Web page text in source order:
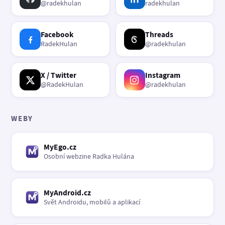
@radekhulan radekhulan
Facebook
RadekHulan
Threads
@radekhulan
X / Twitter
@RadekHulan
Instagram
@radekhulan
WEBY
MyEgo.cz
Osobní webzine Radka Hulána
MyAndroid.cz
Svět Androidu, mobilů a aplikací